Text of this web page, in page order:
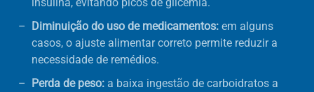
Diminuição do uso de medicamentos: em alguns
casos, o ajuste alimentar correto permite reduzir a
necessidade de remédios.
Perda de peso: a baixa ingestão de carboidratos a